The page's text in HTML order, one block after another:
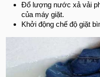
Đổ lượng nước xả vải
của máy giặt.
Khởi động chế độ giặt